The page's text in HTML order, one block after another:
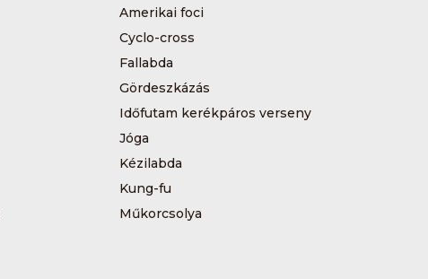
Amerikai foci
Cyclo-cross
Fallabda
Gördeszkázás
Időfutam kerékpáros verseny
Jóga
Kézilabda
Kung-fu
Műkorcsolya